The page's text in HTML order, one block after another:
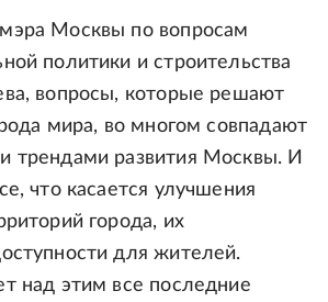
Москвы по вопросам
политики и строительства
вопросы, которые решают
мира, во многом совпадают
трендами развития Москвы. И
что касается улучшения
города, их
для жителей.
над этим все последние